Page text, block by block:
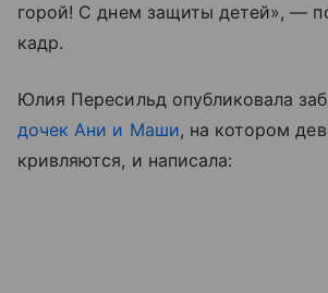
горой! С днем защиты детей», —
кадр.
Юлия Пересильд опубликовала
дочек Ани и Маши, на котором
кривляются, и написала: